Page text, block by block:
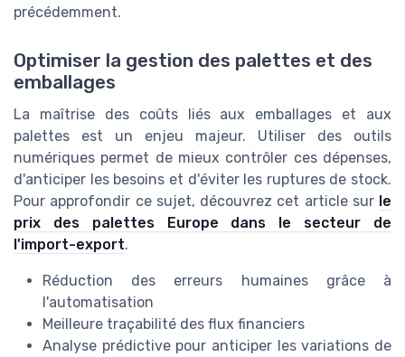
précédemment.
Optimiser la gestion des palettes et des
emballages
La maîtrise des coûts liés aux emballages et aux
palettes est un enjeu majeur. Utiliser des outils
numériques permet de mieux contrôler ces dépenses,
d'anticiper les besoins et d'éviter les ruptures de stock.
Pour approfondir ce sujet, découvrez cet article sur le
prix des palettes Europe dans le secteur de
l'import-export.
Réduction des erreurs humaines grâce à
l'automatisation
Meilleure traçabilité des flux financiers
Analyse prédictive pour anticiper les variations de